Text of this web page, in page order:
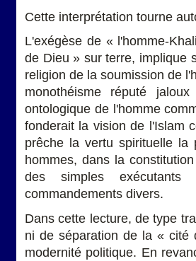
Cette interprétation tourne
L'exégèse de « l'homme-
de Dieu » sur terre, implique
religion de la soumission de
monothéisme réputé
ontologique de l'homme
fonderait la vision de l'Islam
prêche la vertu spirituelle la
hommes, dans la
des simples
commandements divers.
Dans cette lecture, de type
ni de séparation de la «
modernité politique. En